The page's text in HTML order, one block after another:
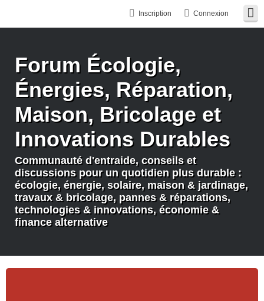
Connexion
Inscription
Forum Écologie,
Énergies, Réparation,
Maison, Bricolage et
Innovations Durables
Communauté d'entraide, conseils et
discussions pour un quotidien plus durable :
écologie, énergie, solaire, maison & jardinage,
travaux & bricolage, pannes & réparations,
technologies & innovations, économie &
finance alternative